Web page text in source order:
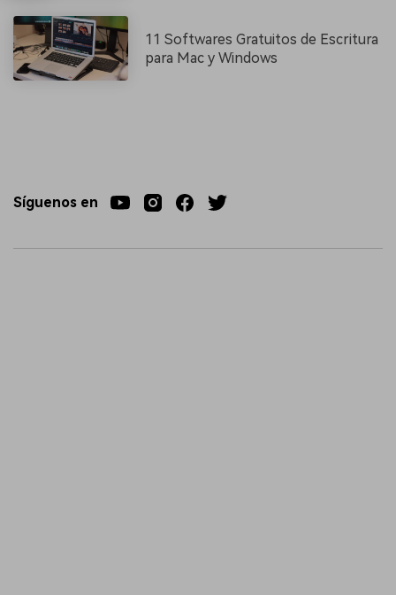
11 Softwares Gratuitos de Escritura
para Mac y Windows
Síguenos en